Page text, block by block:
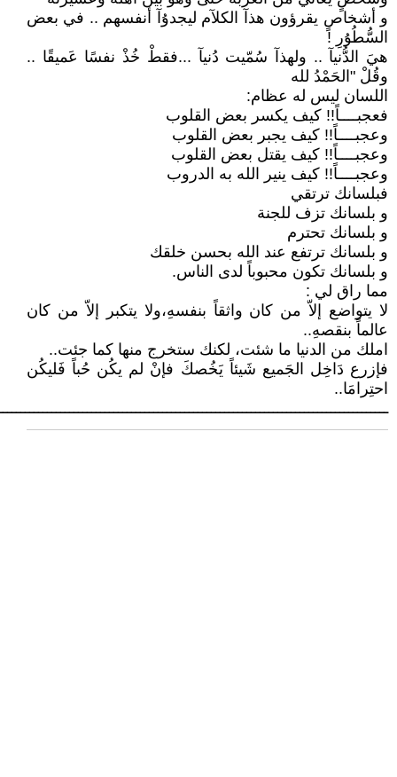
و أشخاصٍ يقرؤون هذآ الكلآم ليجدۇآ أنفسهم .. في بعض
السُّطُۇرِ !
هيَ الدُّنيآ .. ولهذآ سُمّيت دُنيآ ...فقطْ خُذْ نفسًا عَميقًا ..
وقُلْ "الحَمْدُ لله
اللسان ليس له عظام:
فعجبــــاً!! كيف يكسر بعض القلوب
وعجبــــاً!! كيف يجبر بعض القلوب
وعجبــــاً!! كيف يقتل بعض القلوب
وعجبــــاً!! كيف ينير الله به الدروب
فبلسانك ترتقي
و بلسانك تزف للجنة
و بلسانك تحترم
و بلسانك ترتفع عند الله بحسن خلقك
و بلسانك تكون محبوباً لدى الناس.
مما راق لي :
لا يتواضع إلاّ من كان واثقاً بنفسهِ،ولا يتكبر إلاّ من كان
عالماً بنقصهِ..
املك من الدنيا ما شئت، لكنك ستخرج منها كما جئت..
فإزرع دَاخِل الجَميع شَيئاً يَخُصكَ فإنْ لم يكُن حُباً فَليكُن
احتِرامَا..